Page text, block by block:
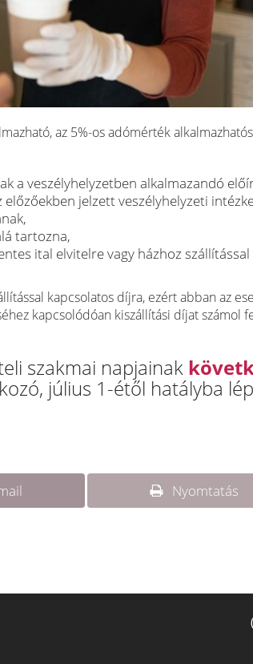
az 5%-os adómérték
a veszélyhelyzetben alkalmazandó
jelzett veszélyhelyzeti
tartozna,
ital elvitelre vagy házhoz szállítással
kapcsolatos díjra, ezért abban az
kapcsolódóan kiszállítási díjat számol
szakmai napjainak
július 1-étől hatályba
Nyomtatás